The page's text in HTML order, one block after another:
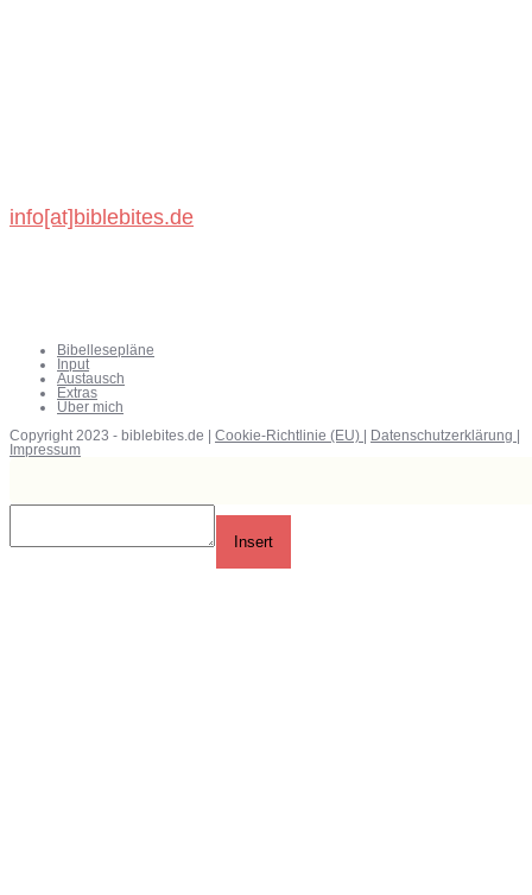
info[at]biblebites.de
Bibellesepläne
Input
Austausch
Extras
Über mich
Copyright 2023 - biblebites.de | Cookie-Richtlinie (EU) | Datenschutzerklärung |
Impressum
Insert